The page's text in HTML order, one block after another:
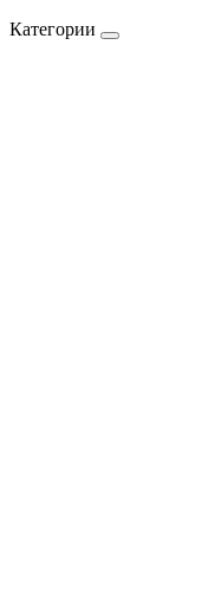
Категории